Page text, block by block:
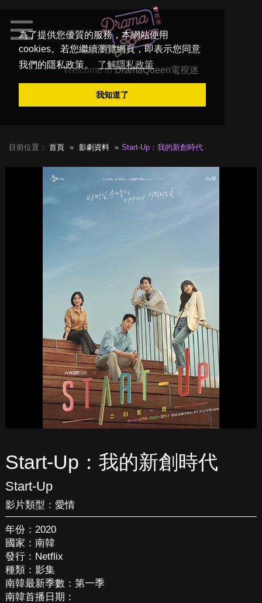
為了提供您優質的服務，本網站使用
cookies。若您繼續瀏覽網頁，即表示您同意
我們的隱私政策。
了解隱私政策
我知道了
Welcome toDramaQueen電視迷
目前位置： 首頁 影劇資料 Start-Up：我的新創時代
Start-Up：我的新創時代
Start-Up
影片類型： 愛情
年份：2020
國家：南韓
發行：Netflix
種類：影集
南韓最新季數：第一季
南韓首播日期：